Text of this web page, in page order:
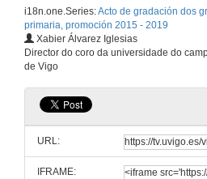
i18n.one.Series:Acto de gradación dos
primaria, promoción 2015 - 2019
Xabier Álvarez Iglesias
Director do coro da universidade do
de Vigo
URL:
IFRAME:
22 de xuño de
22 de xuño de